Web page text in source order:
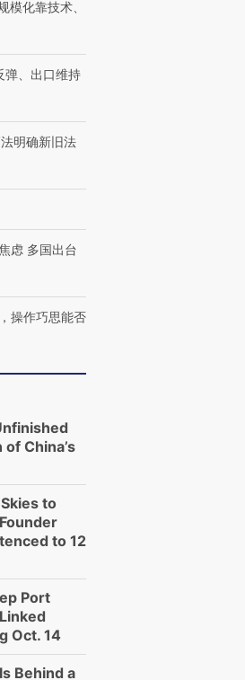
模化靠技术、
弹、出口维持
明确新旧法
虑 多国出台
操作巧思能否
China’s
to
to 12
Port
Oct. 14
Behind a